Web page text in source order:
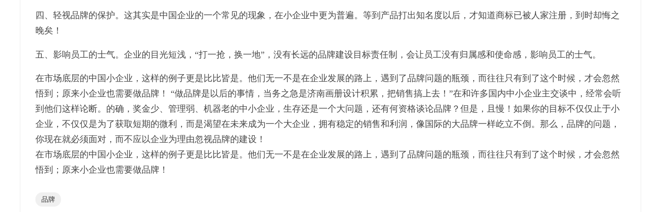
四、轻视品牌的保护。这其实是中国企业的一个常见的现象，在小企业中更为普遍。等到产品打出知名度以后，才知道商标已被人家注册，到时却悔之
晚矣！
五、影响员工的士气。企业的目光短浅， “打一抢，换一地” ，没有长远的品牌建设目标责任制，会让员工没有归属感和使命感，影响员工的士气。
在市场底层的中国小企业，这样的例子更是比比皆是。他们无一不是在企业发展的路上，遇到了品牌问题的瓶颈，而往往只有到了这个时候，才会忽然
悟到；原来小企业也需要做品牌！
“做品牌是以后的事情，当务之急是济南画册设计积累，把销售搞上去！ ”在和许多国内中小企业主交谈中，经常会听
到他们这样论断。的确，奖金少、管理弱、机器老的中小企业，生存还是一个大问题，还有何资格谈论品牌？但是，且慢！如果你的目标不仅仅止于小
企业，不仅仅是为了获取短期的微利，而是渴望在未来成为一个大企业，拥有稳定的销售和利润，像国际的大品牌一样屹立不倒。那么，品牌的问题，
你现在就必须面对，而不应以企业为理由忽视品牌的建设！
在市场底层的中国小企业，这样的例子更是比比皆是。他们无一不是在企业发展的路上，遇到了品牌问题的瓶颈，而往往只有到了这个时候，才会忽然
悟到；原来小企业也需要做品牌！
品牌